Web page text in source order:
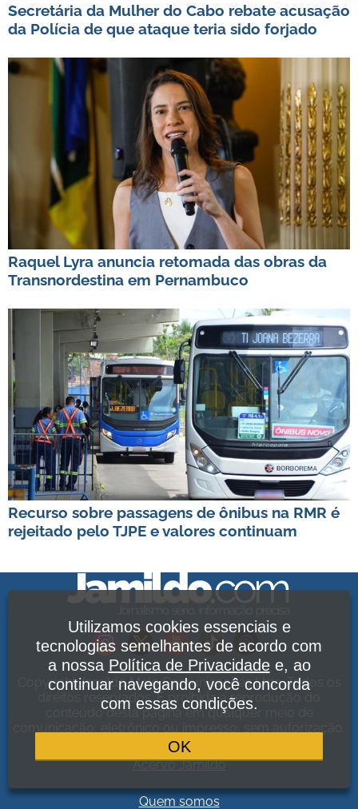
Secretária da Mulher do Cabo rebate acusação
da Polícia de que ataque teria sido forjado
Raquel Lyra anuncia retomada das obras da
Transnordestina em Pernambuco
Recurso sobre passagens de ônibus na RMR é
rejeitado pelo TJPE e valores continuam
Copyright Jamildo Melo Comunicações Ltda. Todos os
direitos reservados. É proibida a reprodução do
conteúdo desta página em qualquer meio de
Política de Privacidade
Acervo Jamildo
Quem somos
Utilizamos cookies essenciais e
tecnologias semelhantes de acordo com
a nossa Política de Privacidadee, ao
continuar navegando, você concorda
com essas condições.
OK